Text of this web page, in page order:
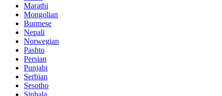
Marathi
Mongolian
Burmese
Nepali
Norwegian
Pashto
Persian
Punjabi
Serbian
Sesotho